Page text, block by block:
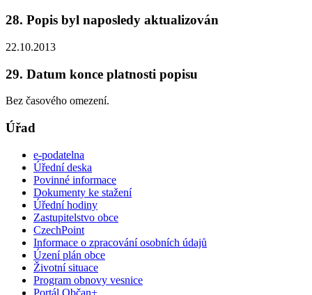
28. Popis byl naposledy aktualizován
22.10.2013
29. Datum konce platnosti popisu
Bez časového omezení.
Úřad
e-podatelna
Úřední deska
Povinné informace
Dokumenty ke stažení
Úřední hodiny
Zastupitelstvo obce
CzechPoint
Informace o zpracování osobních údajů
Úzení plán obce
Životní situace
Program obnovy vesnice
Portál Občan+